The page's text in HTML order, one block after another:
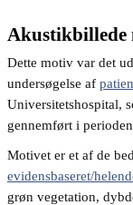
Akustikbillede
Dette motiv var det
undersøgelse af
Universitetshospital,
gennemført i
Motivet er et af de
evidensbaseret/
grøn vegetation,